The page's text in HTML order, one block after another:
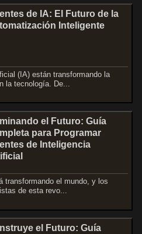
de IA: El Futuro de la
Inteligente
(IA) están transformando la
la tecnología. De...
el Futuro: Guía
para Programar
de Inteligencia
transformando el mundo, y los
de esta revo...
el Futuro: Guía